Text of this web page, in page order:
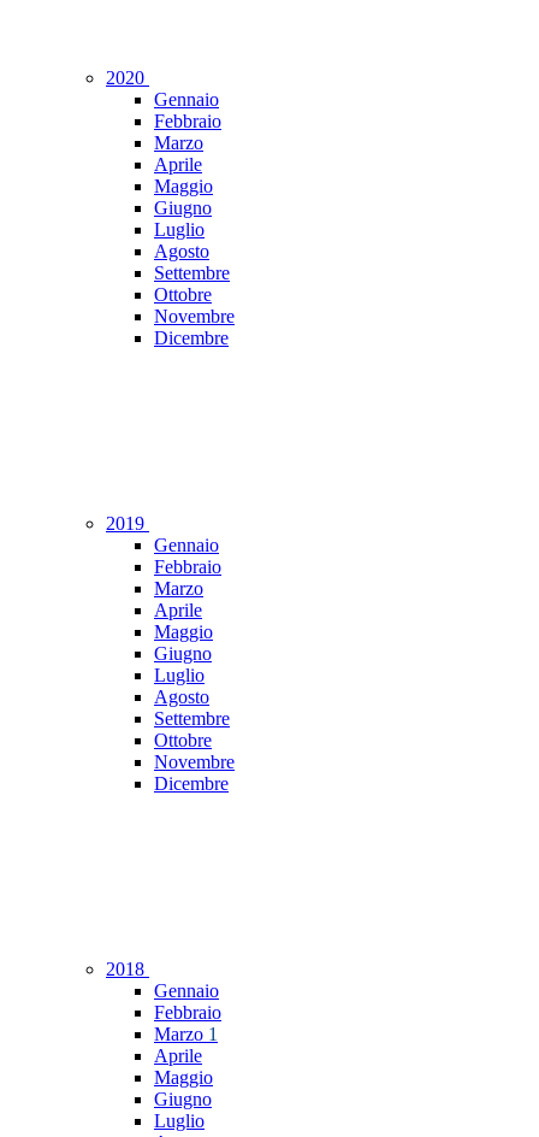
2020
Gennaio
Febbraio
Marzo
Aprile
Maggio
Giugno
Luglio
Agosto
Settembre
Ottobre
Novembre
Dicembre
2019
Gennaio
Febbraio
Marzo
Aprile
Maggio
Giugno
Luglio
Agosto
Settembre
Ottobre
Novembre
Dicembre
2018
Gennaio
Febbraio
Marzo 1
Aprile
Maggio
Giugno
Luglio